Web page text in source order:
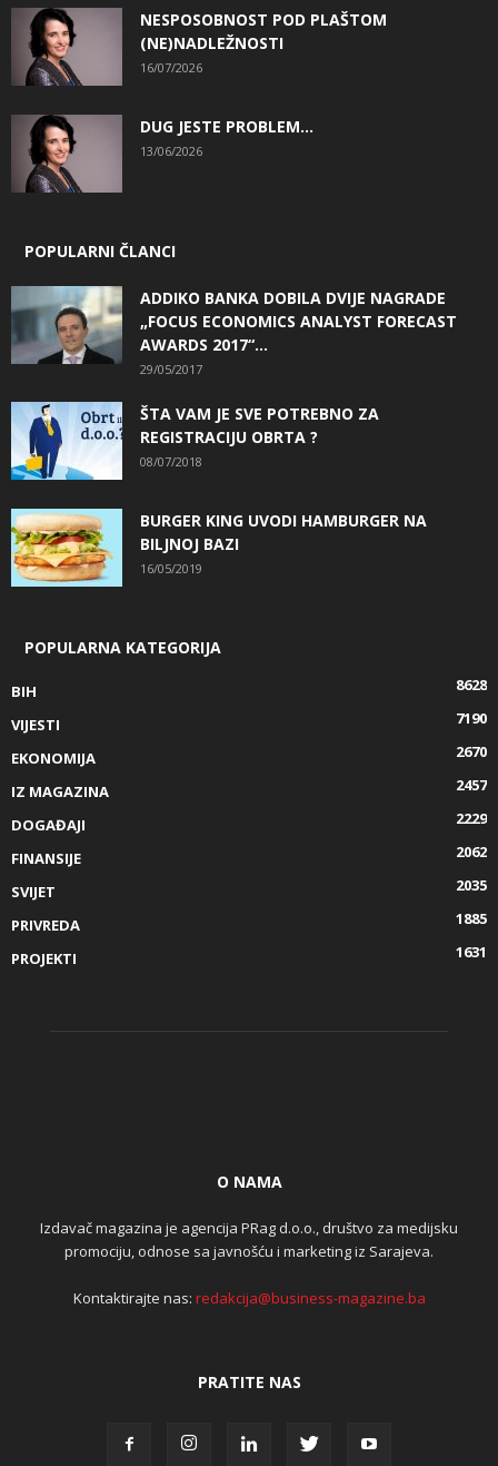
NESPOSOBNOST POD PLAŠTOM
(NE)NADLEŽNOSTI
16/07/2026
DUG JESTE PROBLEM…
13/06/2026
POPULARNI ČLANCI
ADDIKO BANKA DOBILA DVIJE NAGRADE
„FOCUS ECONOMICS ANALYST FORECAST
AWARDS 2017“...
29/05/2017
ŠTA VAM JE SVE POTREBNO ZA
REGISTRACIJU OBRTA ?
08/07/2018
BURGER KING UVODI HAMBURGER NA
BILJNOJ BAZI
16/05/2019
POPULARNA KATEGORIJA
BIH
8628
VIJESTI
7190
EKONOMIJA
2670
IZ MAGAZINA
2457
DOGAĐAJI
2229
FINANSIJE
2062
SVIJET
2035
PRIVREDA
1885
PROJEKTI
1631
O NAMA
Izdavač magazina je agencija PRag d.o.o., društvo za medijsku
promociju, odnose sa javnošću i marketing iz Sarajeva.
Kontaktirajte nas: redakcija@business-magazine.ba
PRATITE NAS